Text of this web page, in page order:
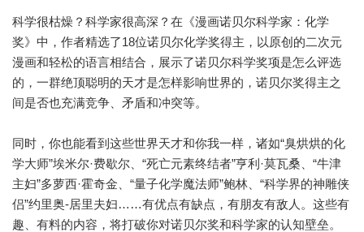
科学很枯燥？科学家很高深？在《漫画诺贝尔科学家：化学
奖》中，作者精选了18位诺贝尔化学奖得主，以原创的二次元
漫画和轻松的语言相结合，展示了诺贝尔科学奖项是怎么评选
的，一群绝顶聪明的天才是怎样影响世界的，诺贝尔奖得主之
间是否也充满竞争、矛盾和冲突等。
同时，你也能看到这些世界天才和你我一样，诸如“臭烘烘的化
学大师”埃米尔·费歇尔、“死亡元素终结者”亨利·莫瓦桑、“牛津
主妇”多萝西·霍奇金、“量子化学魔法师”鲍林、“科学界的神雕侠
侣”约里奥-居里夫妇……有优点有缺点，有朋友有敌人。这些有
趣、有料的内容，将打破你对诺贝尔奖和科学家的认知壁垒。